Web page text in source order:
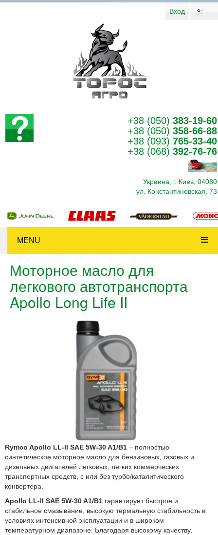
Вход
+38 (050) 383-19-60
+38 (050) 358-66-88
+38 (093) 765-33-40
+38 (068) 392-76-76
Украина, г. Киев, 04080
ул. Константиновская, 73
MENU
Моторное масло для
легкового автотранспорта
Apollo Long Life II
Rymco Apollo LL-II SAE 5W-30 A1/B1 – полностью
синтетическое моторное масло для бензиновых, газовых и
дизельных двигателей легковых, легких коммерческих
транспортных средств, с или без турбо/каталитического
конвертера.
Apollo LL-II SAE 5W-30 A1/B1 гарантирует быстрое и
стабильное смазывание, высокую термальную стабильность в
условиях интенсивной эксплуатации и в широком
температурном диапазоне. Благодаря высокому качеству,